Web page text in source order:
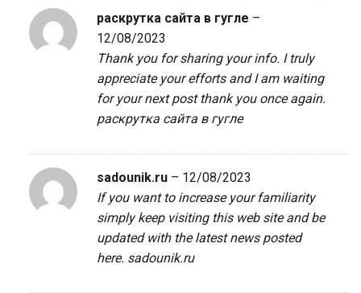
раскрутка сайта в гугле –
12/08/2023
Thank you for sharing your info. I truly
appreciate your efforts and I am waiting
for your next post thank you once again.
раскрутка сайта в гугле
sadounik.ru – 12/08/2023
If you want to increase your familiarity
simply keep visiting this web site and be
updated with the latest news posted
here. sadounik.ru